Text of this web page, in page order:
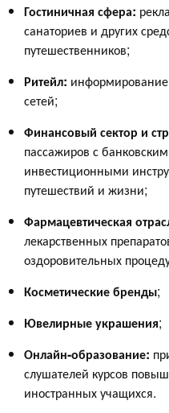
Гостиничная сфера:
санаториев и других
путешественников;
Ритейл: информирование
сетей;
Финансовый сектор и
пассажиров с
инвестиционными
путешествий и жизни;
Фармацевтическая
лекарственных
оздоровительных
Косметические бренды;
Ювелирные украшения;
Онлайн-образование:
слушателей курсов
иностранных учащихся.